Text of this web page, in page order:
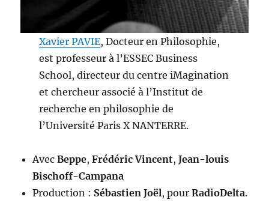
Xavier PAVIE, Docteur en Philosophie,
est professeur à l’ESSEC Business
School, directeur du centre iMagination
et chercheur associé à l’Institut de
recherche en philosophie de
l’Université Paris X NANTERRE.
AvecBeppe, Frédéric Vincent,Jean-louis
Bischoff-Campana
Production : Sébastien Joël, pourRadioDelta.